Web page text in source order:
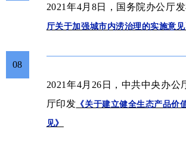
2021年4月8日，国务院办公厅
厅关于加强城市内涝治理的实施意见
08
2021年4月26日，中共中央办公
厅印发 《关于建立健全生态产品价
见》